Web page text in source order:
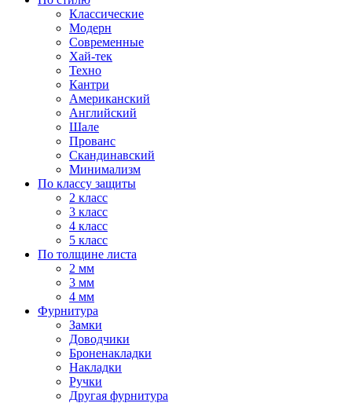
Классические
Модерн
Современные
Хай-тек
Техно
Кантри
Американский
Английский
Шале
Прованс
Скандинавский
Минимализм
По классу защиты
2 класс
3 класс
4 класс
5 класс
По толщине листа
2 мм
3 мм
4 мм
Фурнитура
Замки
Доводчики
Броненакладки
Накладки
Ручки
Другая фурнитура